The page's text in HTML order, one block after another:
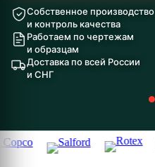
Собственное производство
и контроль качества
Работаем по чертежам
и образцам
Доставка по всей России
и СНГ